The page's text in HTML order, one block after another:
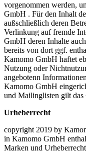
vorgenommen werden,
GmbH . Für den Inhalt
außschließlich deren
Verlinkung auf fremde
GmbH deren Inhalte
bereits von dort ggf.
Kamomo GmbH haftet
Nutzung oder
angebotenn
Kamomo GmbH
und Mailinglisten gilt das
Urheberrecht
copyright 2019 by
in Kamomo GmbH
Marken und